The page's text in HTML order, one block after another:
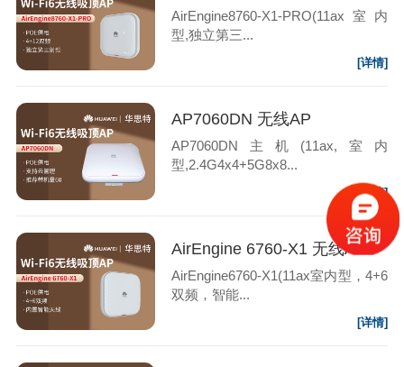
AirEngine8760-X1-PRO(11ax室内
型,独立第三...
[详情]
AP7060DN 无线AP
AP7060DN主机(11ax,室内
型,2.4G4x4+5G8x8...
[详情]
AirEngine 6760-X1 无线AP
AirEngine6760-X1(11ax室内型，4+6
双频，智能...
[详情]